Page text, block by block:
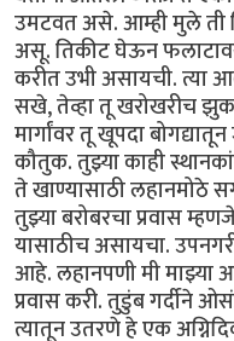
उमटवत असे. आम्ही मुले
असू. तिकीट घेऊन
करीत उभी असायची. त्या
सखे, तेव्हा तू खरोखरीच
मार्गांवर तू खूपदा
कौतुक. तुझ्या काही
ते खाण्यासाठी
तुझ्या बरोबरचा प्रवास
यासाठीच असायचा.
आहे. लहानपणी मी माझ्या
प्रवास करी. तुडुंब गर्दीने
त्यातून उतरणे हे एक